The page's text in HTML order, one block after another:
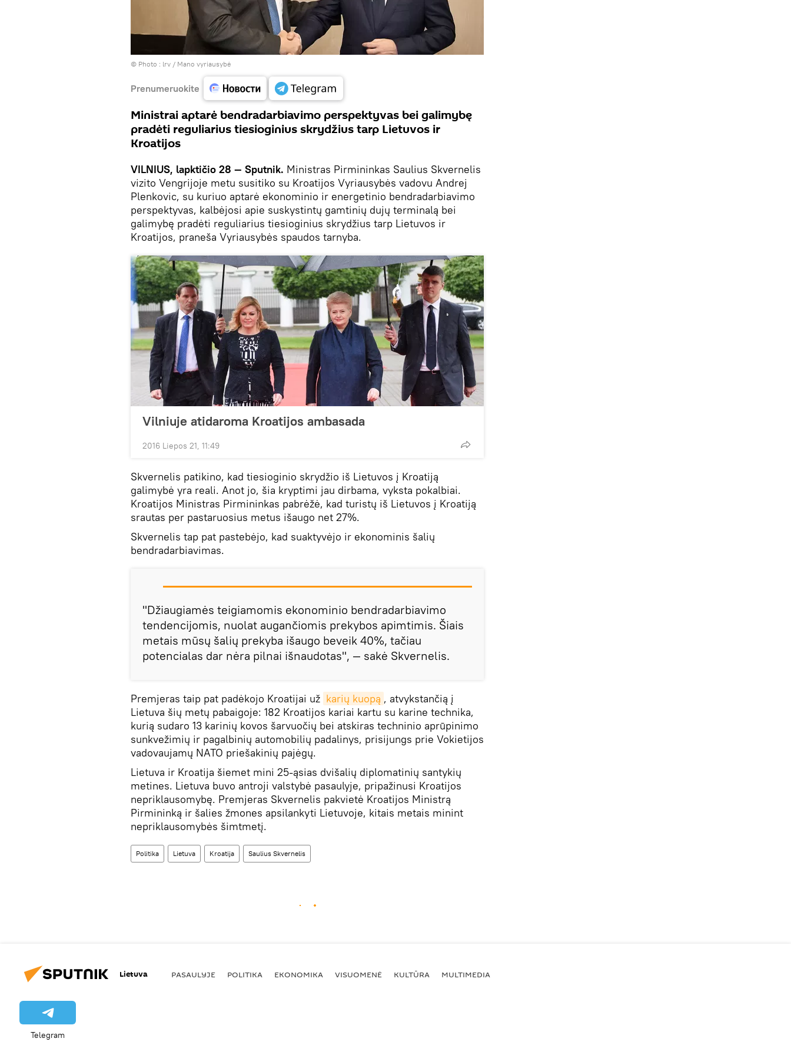
© Photo : lrv / Mano vyriausybė
Prenumeruokite
Ministrai aptarė bendradarbiavimo perspektyvas bei galimybę
pradėti reguliarius tiesioginius skrydžius tarp Lietuvos ir
Kroatijos
VILNIUS, lapktičio 28 — Sputnik. Ministras Pirmininkas Saulius Skvernelis
vizito Vengrijoje metu susitiko su Kroatijos Vyriausybės vadovu Andrej
Plenkovic, su kuriuo aptarė ekonominio ir energetinio bendradarbiavimo
perspektyvas, kalbėjosi apie suskystintų gamtinių dujų terminalą bei
galimybę pradėti reguliarius tiesioginius skrydžius tarp Lietuvos ir
Kroatijos, praneša Vyriausybės spaudos tarnyba.
Vilniuje atidaroma Kroatijos ambasada
2016 Liepos 21, 11:49
Skvernelis patikino, kad tiesioginio skrydžio iš Lietuvos į Kroatiją
galimybė yra reali. Anot jo, šia kryptimi jau dirbama, vyksta pokalbiai.
Kroatijos Ministras Pirmininkas pabrėžė, kad turistų iš Lietuvos į Kroatiją
srautas per pastaruosius metus išaugo net 27%.
Skvernelis tap pat pastebėjo, kad suaktyvėjo ir ekonominis šalių
bendradarbiavimas.
"Džiaugiamės teigiamomis ekonominio bendradarbiavimo
tendencijomis, nuolat augančiomis prekybos apimtimis. Šiais
metais mūsų šalių prekyba išaugo beveik 40%, tačiau
potencialas dar nėra pilnai išnaudotas", — sakė Skvernelis.
Premjeras taip pat padėkojo Kroatijai už karių kuopą , atvykstančią į
Lietuva šių metų pabaigoje: 182 Kroatijos kariai kartu su karine technika,
kurią sudaro 13 karinių kovos šarvuočių bei atskiras techninio aprūpinimo
sunkvežimių ir pagalbinių automobilių padalinys, prisijungs prie Vokietijos
vadovaujamų NATO priešakinių pajėgų.
Lietuva ir Kroatija šiemet mini 25-ąsias dvišalių diplomatinių santykių
metines. Lietuva buvo antroji valstybė pasaulyje, pripažinusi Kroatijos
nepriklausomybę. Premjeras Skvernelis pakvietė Kroatijos Ministrą
Pirmininką ir šalies žmones apsilankyti Lietuvoje, kitais metais minint
nepriklausomybės šimtmetį.
Politika Lietuva Kroatija Saulius Skvernelis
Lietuva PASAULYJE POLITIKA EKONOMIKA VISUOMENĖ KULTŪRA MULTIMEDIA
Telegram